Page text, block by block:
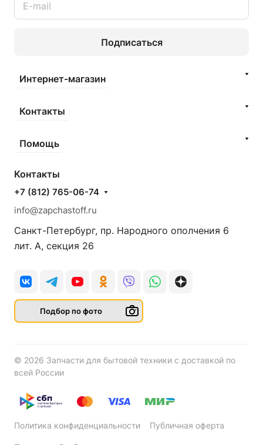
Подписаться
Интернет-магазин
Контакты
Помощь
Контакты
+7 (812) 765-06-74
info@zapchastoff.ru
Санкт-Петербург, пр. Народного ополчения 6
лит. А, секция 26
Подбор по фото
© 2026 Запчасти для бытовой техники с доставкой по
всей России
Политика конфиденциальности Публичная оферта